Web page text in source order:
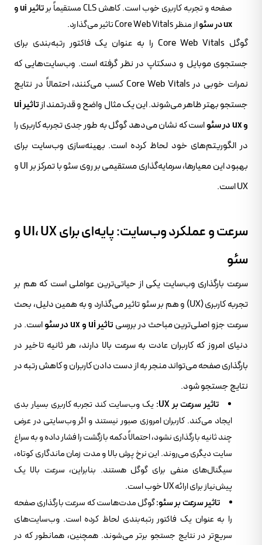
صفحه و تجربه کاربری خوب است. کاهش CLS مستقیماً بر
تاثیر ui و
ux در سئو
از منظر Core Web Vitals تاثیر می‌گذارد.
گوگل Core Web Vitals را به عنوان یک فاکتور رتبه‌بندی برای
جستجوی موبایل و دسکتاپ در نظر گرفته است. وب‌سایت‌هایی که
نمرات خوبی در Core Web Vitals کسب می‌کنند، احتمالاً در نتایج
جستجو بهتر ظاهر می‌شوند. این یک مثال واضح و قدرتمند از
تاثیر ui
و ux در سئو
است که نشان می‌دهد گوگل به طور جدی تجربه کاربری را
در الگوریتم‌های خود لحاظ کرده است. بهینه‌سازی وب‌سایت برای
بهبود این معیارها، سرمایه‌گذاری مستقیمی بر روی سئو با تمرکز بر UI و
UX است.
سرعت و عملکرد وب‌سایت: پایه‌ای برای UI، UX و
سئو
سرعت بارگذاری وب‌سایت یکی از حیاتی‌ترین عواملی است که هم بر
تجربه کاربری (UX) و هم بر سئو تاثیر می‌گذارد و به همین دلیل، بحث
سرعت جزو اصلی‌ترین مباحث در بررسی تاثیر ui و ux در سئو
است. در
دنیای امروز که کاربران عادت به سرعت بالا دارند، هر ثانیه تاخیر در
بارگذاری صفحه می‌تواند منجر به از دست دادن کاربران و کاهش رتبه در
نتایج جستجو شود.
تاثیر سرعت بر UX:
یک وب‌سایت کند تجربه کاربری بسیار بدی
ایجاد می‌کند. کاربران امروزی صبور نیستند و اگر وب‌سایتی در عرض
چند ثانیه بارگذاری نشود، احتمالاً دکمه بازگشت را فشار داده و به سراغ
سایت دیگری می‌روند. این نرخ پرش بالا و مدت زمان ماندگاری کوتاه،
سیگنال‌های منفی برای گوگل هستند. بنابراین، سرعت بالا یک
پیش‌نیاز برای ارائه UX خوب است.
تاثیر سرعت بر سئو:گوگل مدت‌هاست که سرعت بارگذاری صفحه
را به عنوان یک فاکتور رتبه‌بندی لحاظ کرده است. وب‌سایت‌های
سریع‌تر در نتایج جستجو برتر می‌شوند. همچنین، همانطور که در